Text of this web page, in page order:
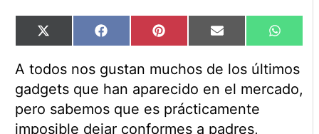
Compartir
en
X
(Twitter)
Compartir
en
Facebook Compartir
en
Pinterest Compartir
en
Email
en
A todos nos gustan muchos de los últimos
gadgets que han aparecido en el mercado,
pero sabemos que es prácticamente
imposible dejar conformes a padres,